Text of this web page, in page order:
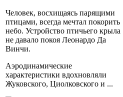
Человек, восхищаясь парящими
птицами, всегда мечтал покорить
небо. Устройство птичьего крыла
не давало покоя Леонардо Да
Винчи.
Аэродинамические
характеристики вдохновляли
Жуковского, Циолковского и ...